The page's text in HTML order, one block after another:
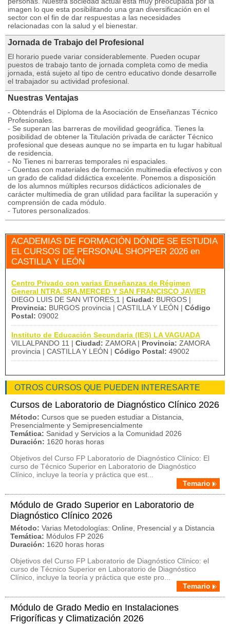
imagen lo que esta posibilitando una gran diversificación en el
sector con el fin de dar respuestas a las necesidades
relacionadas con la salud y el bienestar.
Jornada de Trabajo del Profesional
El horario puede variar considerablemente. Pueden ocupar
puestos de trabajo tanto de jornada completa como de media
jornada, está sujeto al tipo de centro educativo donde desarrolle
el trabajador su actividad profesional.
Nuestras Ventajas
- Obtendrás el Diploma de la Asociación de Enseñanzas Técnico
Profesionales.
- Se superan las barreras de movilidad geográfica. Tienes la
posibilidad de obtener la Titulación privada de carácter Técnico
profesional que deseas aunque no se imparta en tu lugar habitual
de residencia.
- No Tienes ni barreras temporales ni espaciales.
- Cuentas con materiales de formación multimedia efectivos y con
un grado de calidad didáctica excelente. Ponemos a disposición
de los alumnos múltiples recursos didácticos adicionales de
carácter multimedia de gran utilidad para facilitar la superación y
comprensión de cada módulo.
- Tutores personalizados.
ACADEMIAS DE FORMACIÓN DÓNDE SE ESTUDIA
EL CURSOS DE PERSONAL SHOPPER 2026 en
CASTILLA Y LEÓN
Centro Privado con varias Enseñanzas de Régimen
General NTRA.SRA.MERCED Y SAN FRANCISCO JAVIER
DIEGO LUIS DE SAN VITORES,1 | Ciudad: BURGOS |
Provincia: BURGOS provincia | CASTILLA Y LEÓN | Código
Postal: 09002
Instituto de Educación Secundaria (IES) LA VAGUADA
VILLALPANDO 11 | Ciudad: ZAMORA | Provincia: ZAMORA
provincia | CASTILLA Y LEÓN | Código Postal: 49002
OTROS CURSOS QUE PUEDEN INTERESARTE
Cursos de Laboratorio de Diagnóstico Clínico 2026
Método: Cursos que se pueden estudiar a Distancia,
Presencialmente y Semipresencialmente
Temática: Sanidad y Servicios a la Comunidad 2026
Duración: 1620 horas horas
Objetivos del Curso FP Laboratorio de Diagnóstico Clínico: El
curso de Técnico Superior en Laboratorio de Diagnóstico
Clínico, incluye la teoría y práctica que est...
Temario
Módulo de Grado Superior en Laboratorio de
Diagnóstico Clínico 2026
Método: Varias Metodologías: Online, Presencial y a Distancia
Temática: Módulos FP 2026
Duración: 1620 horas horas
Objetivos del Curso FP Laboratorio de Diagnóstico Clínico: el
curso de Técnico Superior en Laboratorio de Diagnóstico
Clínico, incluye la teoría y práctica que este pro...
Temario
Módulo de Grado Medio en Instalaciones
Frigoríficas y Climatización 2026